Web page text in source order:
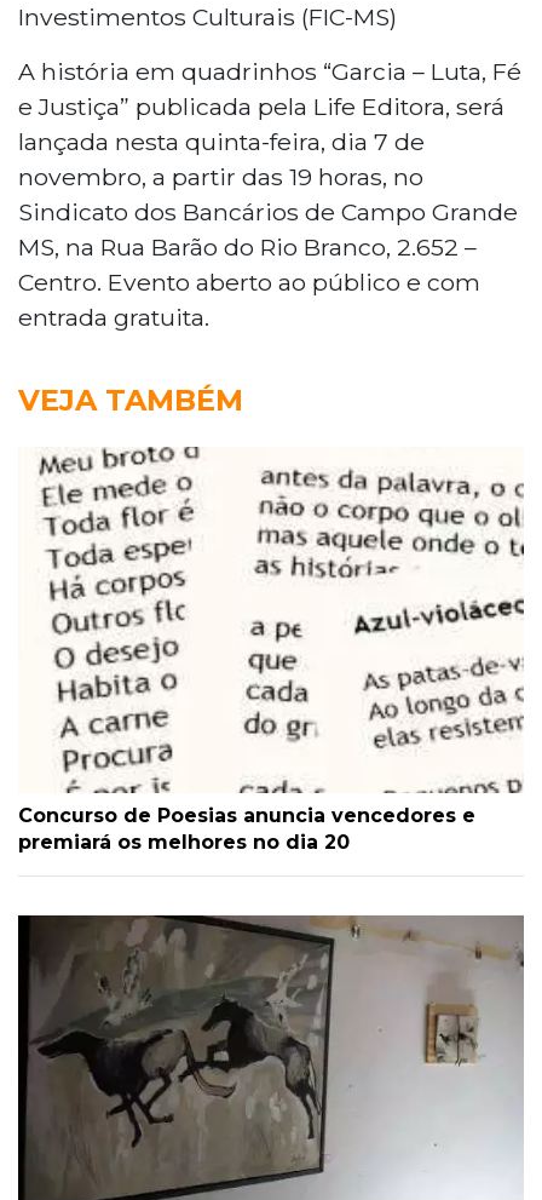
Investimentos Culturais (FIC-MS)
A história em quadrinhos “Garcia – Luta, Fé
e Justiça” publicada pela Life Editora, será
lançada nesta quinta-feira, dia 7 de
novembro, a partir das 19 horas, no
Sindicato dos Bancários de Campo Grande
MS, na Rua Barão do Rio Branco, 2.652 –
Centro. Evento aberto ao público e com
entrada gratuita.
VEJA TAMBÉM
Concurso de Poesias anuncia vencedores e
premiará os melhores no dia 20